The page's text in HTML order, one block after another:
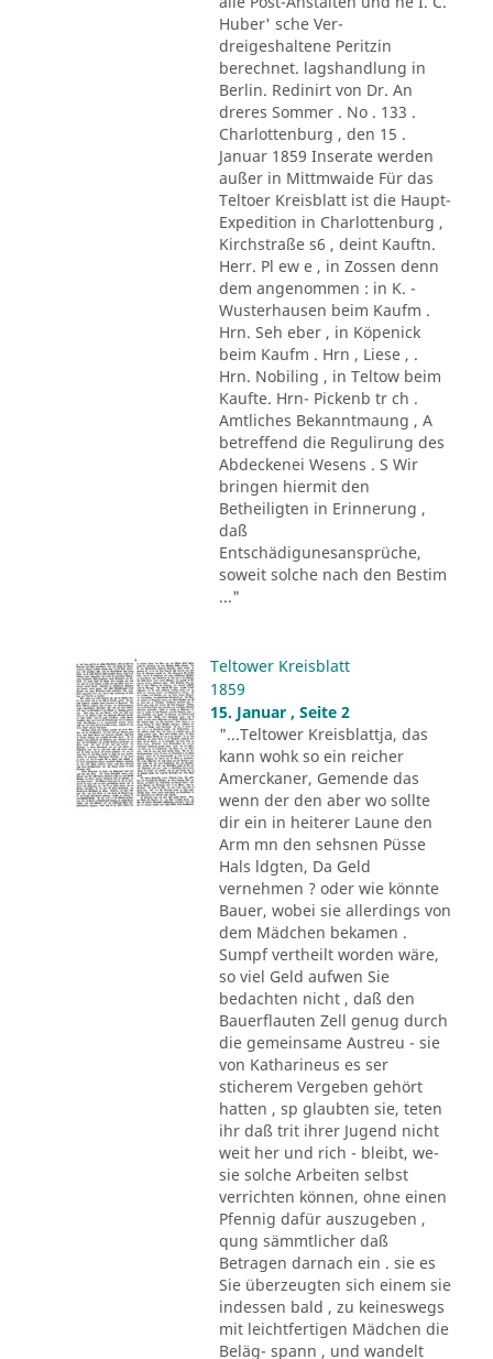
Huber' sche Ver-
dreigeshaltene Peritzin
berechnet. lagshandlung in
Berlin. Redinirt von Dr. An
dreres Sommer . No . 133 .
Charlottenburg , den 15 .
Januar 1859 Inserate werden
außer in Mittmwaide Für das
Teltoer Kreisblatt ist die Haupt-
Expedition in Charlottenburg ,
Kirchstraße s6 , deint Kauftn.
Herr. Pl ew e , in Zossen denn
dem angenommen : in K. -
Wusterhausen beim Kaufm .
Hrn. Seh eber , in Köpenick
beim Kaufm . Hrn , Liese , .
Hrn. Nobiling , in Teltow beim
Kaufte. Hrn- Pickenb tr ch .
Amtliches Bekanntmaung , A
betreffend die Regulirung des
Abdeckenei Wesens . S Wir
bringen hiermit den
Betheiligten in Erinnerung ,
daß
Entschädigunesansprüche,
soweit solche nach den Bestim
..."
Teltower Kreisblatt
1859
15. Januar , Seite 2
"...Teltower Kreisblattja, das
kann wohk so ein reicher
Amerckaner, Gemende das
wenn der den aber wo sollte
dir ein in heiterer Laune den
Arm mn den sehsnen Püsse
Hals ldgten, Da Geld
vernehmen ? oder wie könnte
Bauer, wobei sie allerdings von
dem Mädchen bekamen .
Sumpf vertheilt worden wäre,
so viel Geld aufwen Sie
bedachten nicht , daß den
Bauerflauten Zell genug durch
die gemeinsame Austreu - sie
von Katharineus es ser
sticherem Vergeben gehört
hatten , sp glaubten sie, teten
ihr daß trit ihrer Jugend nicht
weit her und rich - bleibt, we-
sie solche Arbeiten selbst
verrichten können, ohne einen
Pfennig dafür auszugeben ,
qung sämmtlicher daß
Betragen darnach ein . sie es
Sie überzeugten sich einem sie
indessen bald , zu keineswegs
mit leichtfertigen Mädchen die
Beläg- spann , und wandelt